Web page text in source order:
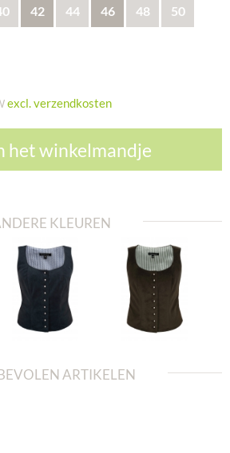
42 44 46 48 50
excl. verzendkosten
het winkelmandje
KLEUREN
ARTIKELEN